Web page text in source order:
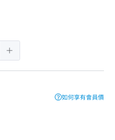
如何享有會員價